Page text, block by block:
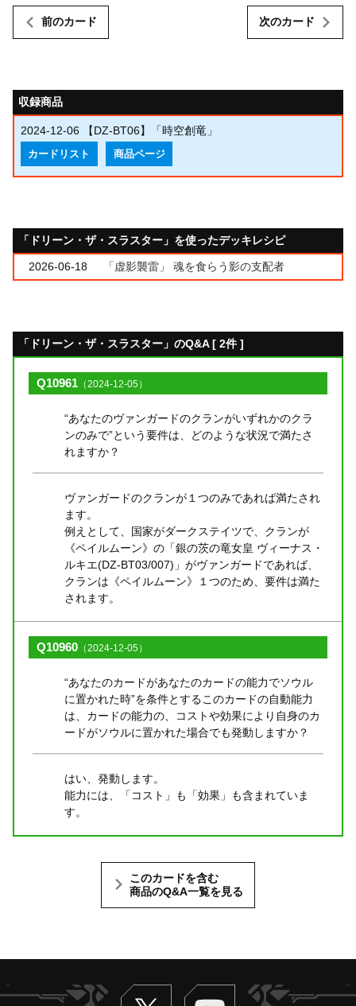
前のカード 次のカード
収録商品
2024-12-06 【DZ-BT06】「時空創竜」
カードリスト 商品ページ
「ドリーン・ザ・スラスター」を使ったデッキレシピ
2026-06-18 「虚影襲雷」 魂を食らう影の支配者
「ドリーン・ザ・スラスター」のQ&A [ 2件 ]
Q10961 （2024-12-05）
“あなたのヴァンガードのクランがいずれかのクラ
ンのみで”という要件は、どのような状況で満たさ
れますか？
ヴァンガードのクランが１つのみであれば満たされ
ます。
例えとして、国家がダークステイツで、クランが
《ペイルムーン》の「銀の茨の竜女皇 ヴィーナス・
ルキエ(DZ-BT03/007)」がヴァンガードであれば、
クランは《ペイルムーン》１つのため、要件は満た
されます。
Q10960 （2024-12-05）
“あなたのカードがあなたのカードの能力でソウル
に置かれた時”を条件とするこのカードの自動能力
は、カードの能力の、コストや効果により自身のカ
ードがソウルに置かれた場合でも発動しますか？
はい、発動します。
能力には、「コスト」も「効果」も含まれていま
す。
このカードを含む
商品のQ&A一覧を見る
Twitter ヴァンガードch